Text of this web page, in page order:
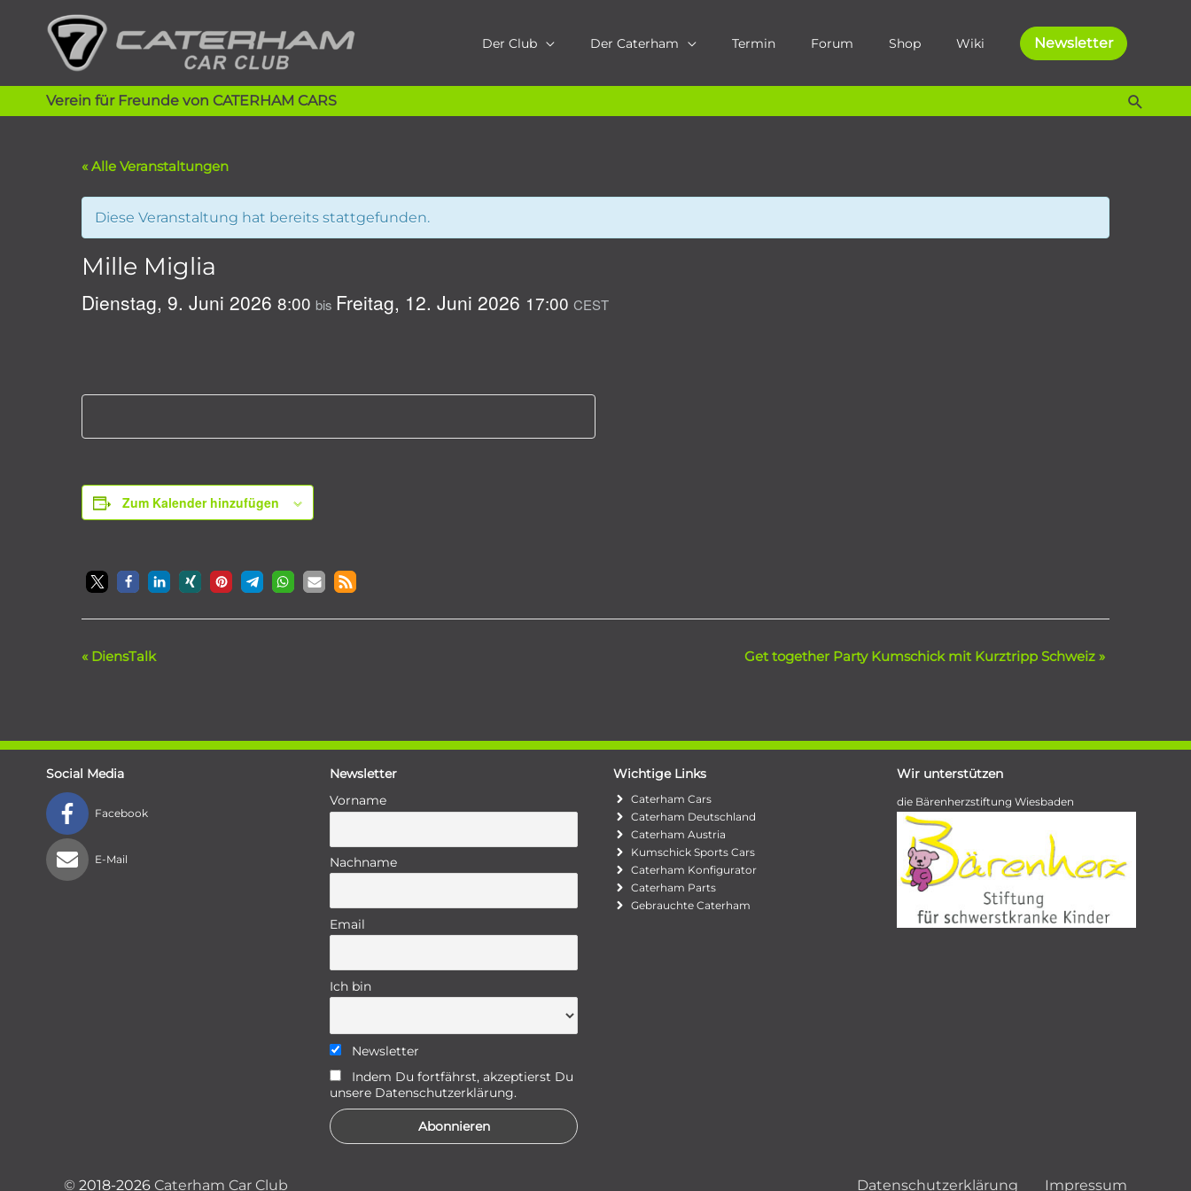
springen
Der Club Der Caterham Termin Forum Shop Wiki Newsletter
Verein für Freunde von CATERHAM CARS
« Alle Veranstaltungen
Diese Veranstaltung hat bereits stattgefunden.
Mille Miglia
Dienstag, 9. Juni 2026 8:00 bis Freitag, 12. Juni 2026 17:00 CEST
Zum Kalender hinzufügen
Veranstaltung-
«DiensTalk Get together Party Kumschick mit Kurztripp Schweiz »
Social Media
Facebook
E-Mail
Newsletter
Vorname
Nachname
Email
Ich bin
Newsletter
Indem Du fortfährst, akzeptierst Du
unsere Datenschutzerklärung.
Wichtige Links
Caterham Cars
Caterham Deutschland
Caterham Austria
Kumschick Sports Cars
Caterham Konfigurator
Caterham Parts
Gebrauchte Caterham
Wir unterstützen
die Bärenherzstiftung Wiesbaden
© 2018-2026 Caterham Car Club Datenschutzerklärung Impressum